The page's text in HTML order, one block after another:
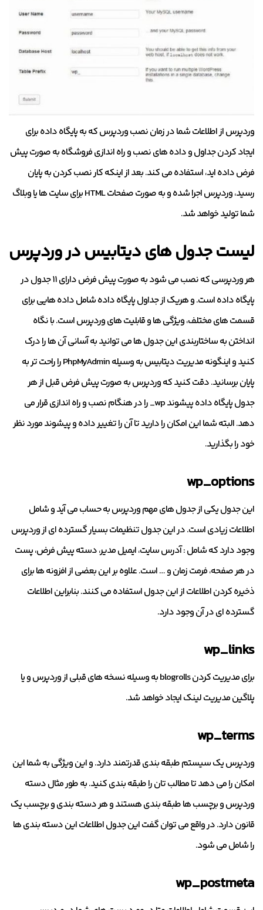
وردپرس از اطلاعات شما در زمان نصب وردپرس که به پایگاه داده برای
ایجاد کردن جداول و داده های نصب و راه اندازی فروشگاه به صورت پیش
فرض داده اید، استفاده می کند. بعد از اینکه کار نصب کردن به پایان
رسید، وردپرس اجرا شده و به صورت صفحات HTML برای سایت ها یا وبلاگ
شما تولید خواهد شد.
لیست جدول های دیتابیس در وردپرس
هر وردپرسی که نصب می شود به صورت پیش فرض دارای ۱۱ جدول در
پایگاه داده است. و هریک از جداول پایگاه داده شامل داده هایی برای
قسمت های مختلف، ویژگی ها و قابلیت های وردپرس است. با نگاه
انداختن به ساختاربندی این جدول ها می توانید به آسانی آن ها را درک
کنید و اینگونه مدیریت دیتابیس به وسیله PhpMyAdmin را راحت تر به
پایان برسانید. دقت کنید که وردپرس به صورت پیش فرض قبل از هر
جدول پایگاه داده پیشوند wp_ را در هنگام نصب و راه اندازی قرار می
دهد. البته شما این امکان را دارید تا آن را تغییر داده و پیشوند مورد نظر
خود را بگذارید.
wp_options
این جدول یکی از جدول های مهم وردپرس به حساب می آید و شامل
اطلاعات زیادی است. در این جدول تنظیمات بسیار گسترده ای از وردپرس
وجود دارد که شامل : آدرس سایت، ایمیل مدیر، دسته پیش فرض، پست
در هر صفحه، فرمت زمان و … است. علاوه بر این بعضی از افزونه ها برای
ذخیره کردن اطلاعات از این جدول استفاده می کنند. بنابراین اطلاعات
گسترده ای در آن وجود دارد.
wp_links
برای مدیریت کردن blogrolls به وسیله نسخه های قبلی از وردپرس و یا
پلاگین مدیریت لینک ایجاد خواهد شد.
wp_terms
وردپرس یک سیستم طبقه بندی قدرتمند دارد. و این ویژگی به شما این
امکان را می دهد تا مطالب تان را طبقه بندی کنید. به طور مثال دسته
وردپرس و برچسب ها طبقه بندی هستند و هر دسته بندی و برچسب یک
قانون دارد. در واقع می توان گفت این جدول اطلاعات این دسته بندی ها
را شامل می شود.
wp_postmeta